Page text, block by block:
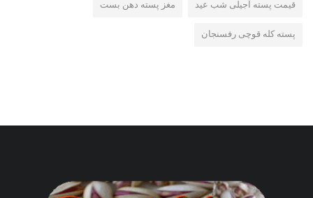
قیمت پسته آجیلی شب عید مغز پسته دهن بست
پسته کله قوچی رفسنجان